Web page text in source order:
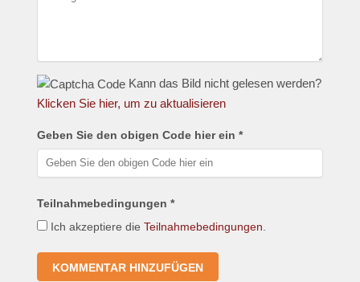
Kann das Bild nicht gelesen werden?
Klicken Sie hier, um zu aktualisieren
Geben Sie den obigen Code hier ein *
Teilnahmebedingungen *
Ich akzeptiere die Teilnahmebedingungen